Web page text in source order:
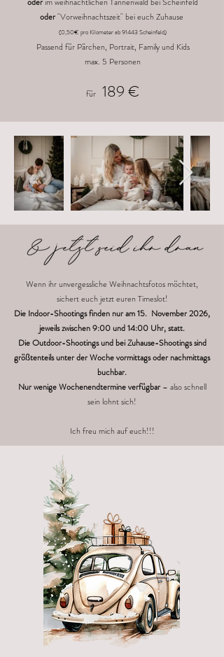
oder"Vorweihnachtszeit" bei euch Zuhause
(0,50€ pro Kilometer ab 91443 Scheinfeld)
Passend für Pärchen, Portrait, Family und Kids
max. 5 Personen
für 189 €
Wenn ihr unvergessliche Weihnachtsfotos möchtet,
sichert euch jetzt euren Timeslot!
Die Indoor-Shootings finden nur am 15. November 2026,
jeweils zwischen 9:00 und 14:00 Uhr, statt.
Die Outdoor-Shootings und bei Zuhause-Shootings sind
größtenteils unter der Woche vormittags oder nachmittags
buchbar.
Nur wenige Wochenendtermine verfügbar– also schnell
sein lohnt sich!
Ich freu mich auf euch!!!